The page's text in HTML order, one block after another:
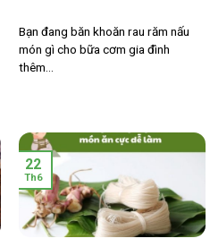
Bạn đang băn khoăn rau răm nấu
món gì cho bữa cơm gia đình
thêm...
22
Th6